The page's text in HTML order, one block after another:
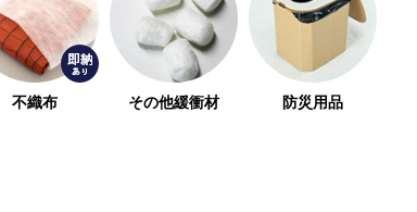
不織布 その他緩衝材 防災用品